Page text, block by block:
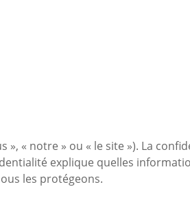
« notre » ou « le site »). La
explique quelles
les protégeons.